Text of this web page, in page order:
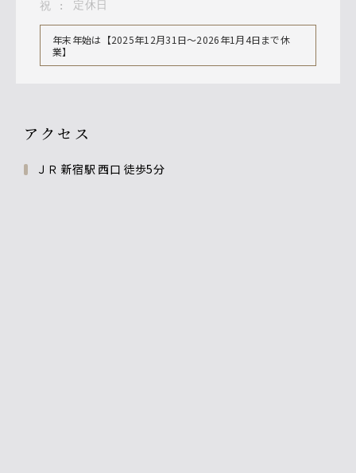
祝 : 定休日
年末年始は【2025年12月31日〜2026年1月4日まで休
業】
アクセス
ＪＲ 新宿駅 西口 徒歩5分